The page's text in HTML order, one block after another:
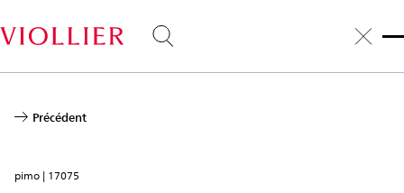
au
contenu
Précédent
pimo | 17075